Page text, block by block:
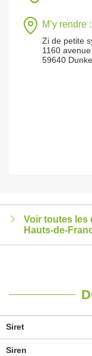
M’y rendre :
Zi de petite
1160
59640
Voir toutes les
Hauts-de-
Siret
Siren